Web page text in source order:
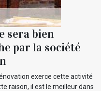
sera bien
par la société
exerce cette activité
raison, il est le meilleur dans